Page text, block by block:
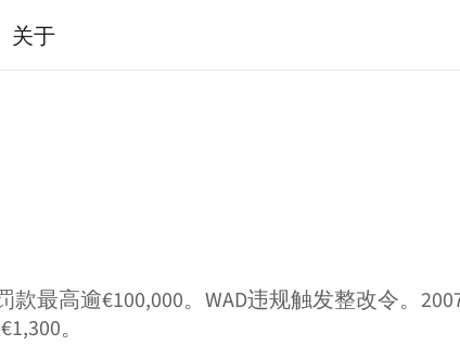
关于
最高逾€100,000。WAD违规触发整改令。
。